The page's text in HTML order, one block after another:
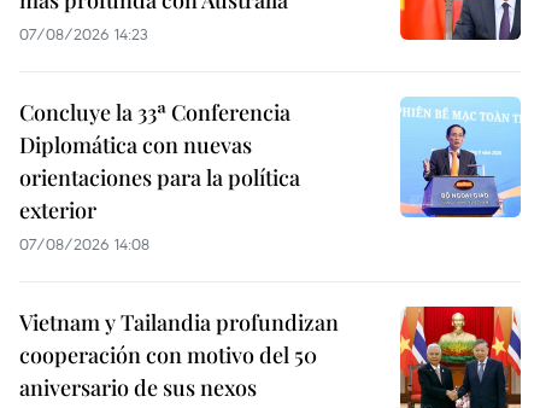
07/08/2026 14:23
Concluye la 33ª Conferencia
Diplomática con nuevas
orientaciones para la política
exterior
07/08/2026 14:08
Vietnam y Tailandia profundizan
cooperación con motivo del 50
aniversario de sus nexos